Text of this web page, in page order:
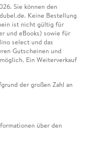
Sie können den
Keine Bestellung
ist nicht gültig für
und eBooks) sowie für
select und das
Gutscheinen und
Ein Weiterverkauf
der großen Zahl an
über den